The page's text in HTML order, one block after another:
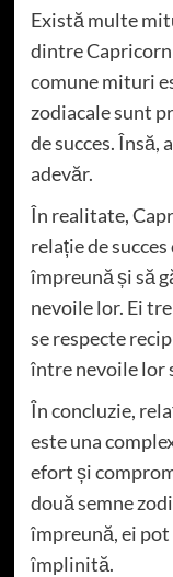
Există multe
dintre
comune mituri
zodiacale sunt
de succes. Însă,
adevăr.
În realitate,
relație de
împreună și să
nevoile lor. Ei
se respecte
între nevoile lor
În concluzie,
este una
efort și
două semne
împreună, ei pot
împlinită.